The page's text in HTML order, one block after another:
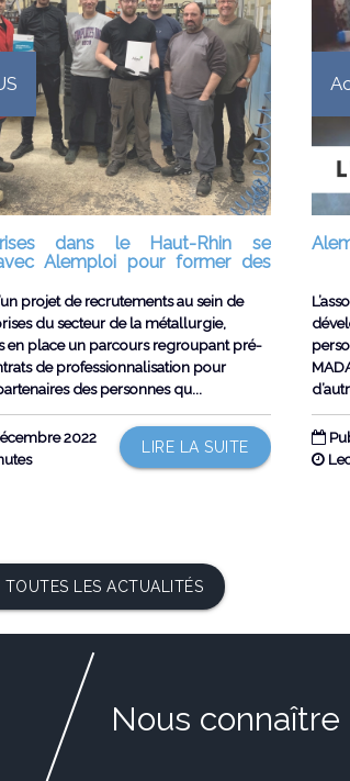
dans le Haut-Rhin se
Alemploi pour former des
projet de recrutements au sein de
du secteur de la métallurgie,
en place un parcours regroupant pré-
de professionnalisation pour
des personnes qu...
2022
LIRE LA SUITE
TOUTES LES ACTUALITÉS
Nous connaître